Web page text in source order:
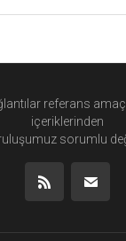
referans
içeriklerinden
sorumlu